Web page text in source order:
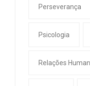
Perseverança
Psicologia
Relações